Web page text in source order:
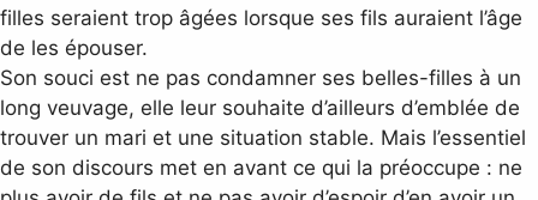
filles seraient trop âgées lorsque ses fils auraient l’âge
de les épouser.
Son souci est ne pas condamner ses belles-filles à un
long veuvage, elle leur souhaite d’ailleurs d’emblée de
trouver un mari et une situation stable. Mais l’essentiel
de son discours met en avant ce qui la préoccupe : ne